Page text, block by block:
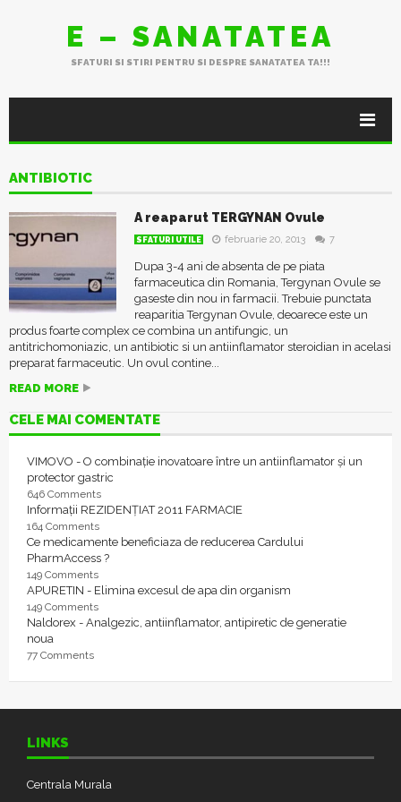
E – SANATATEA
SFATURI SI STIRI PENTRU SI DESPRE SANATATEA TA!!!
ANTIBIOTIC
A reaparut TERGYNAN Ovule
SFATURI UTILE februarie 20, 2013 7
Dupa 3-4 ani de absenta de pe piata
farmaceutica din Romania, Tergynan Ovule se
gaseste din nou in farmacii. Trebuie punctata
reaparitia Tergynan Ovule, deoarece este un
produs foarte complex ce combina un antifungic, un
antitrichomoniazic, un antibiotic si un antiinflamator steroidian in acelasi
preparat farmaceutic. Un ovul contine...
READ MORE
CELE MAI COMENTATE
VIMOVO - O combinație inovatoare între un antiinflamator și un
protector gastric
646 Comments
Informații REZIDENȚIAT 2011 FARMACIE
164 Comments
Ce medicamente beneficiaza de reducerea Cardului
PharmAccess ?
149 Comments
APURETIN - Elimina excesul de apa din organism
149 Comments
Naldorex - Analgezic, antiinflamator, antipiretic de generatie
noua
77 Comments
LINKS
Centrala Murala